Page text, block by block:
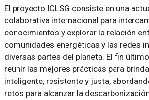
El proyecto ICLSG consiste en una
colaborativa internacional para
conocimientos y explorar la relación
comunidades energéticas y las redes
diversas partes del planeta. El fin
reunir las mejores prácticas para
inteligente, resistente y justa,
retos para alcanzar la